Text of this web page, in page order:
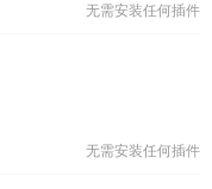
无需安装任何插件
无需安装任何插件